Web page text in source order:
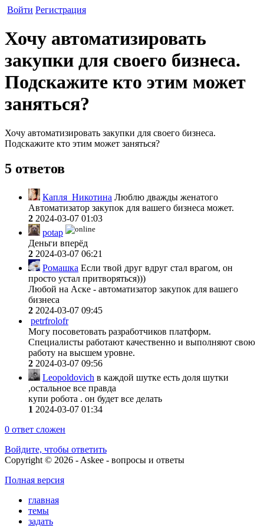
Войти Регистрация
Хочу автоматизировать
закупки для своего бизнеса.
Подскажите кто этим может
заняться?
Хочу автоматизировать закупки для своего бизнеса.
Подскажите кто этим может заняться?
5 ответов
Капля_Никотина Люблю дважды женатого
Автоматизатор закупок для вашего бизнеса может.
2 2024-03-07 01:03
potap
Деньги вперёд
2 2024-03-07 06:21
Ромашка Если твой друг вдруг стал врагом, он
просто устал притворяться)))
Любой на Аске - автоматизатор закупок для вашего
бизнеса
2 2024-03-07 09:45
petrfrolofr
Могу посоветовать разработчиков платформ.
Специалисты работают качественно и выполняют свою
работу на высшем уровне.
2 2024-03-07 09:56
Leopoldovich в каждой шутке есть доля шутки
,остальное все правда
купи робота . он будет все делать
1 2024-03-07 01:34
0 ответ сложен
Войдите, чтобы ответить
Copyright © 2026 - Askee - вопросы и ответы
Полная версия
главная
темы
задать